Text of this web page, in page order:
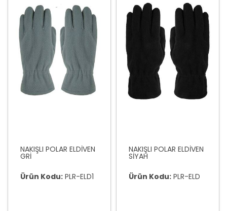
NAKIŞLI POLAR ELDİVEN
GRİ
Ürün Kodu: PLR-ELD1
NAKIŞLI POLAR ELDİVEN
SİYAH
Ürün Kodu: PLR-ELD